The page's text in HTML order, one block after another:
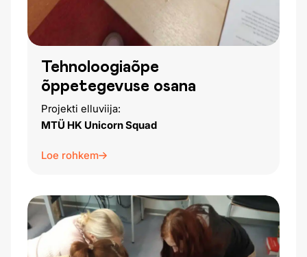
Tehnoloogiaõpe
õppetegevuse osana
Projekti elluviija:
MTÜ HK Unicorn Squad
Loe rohkem